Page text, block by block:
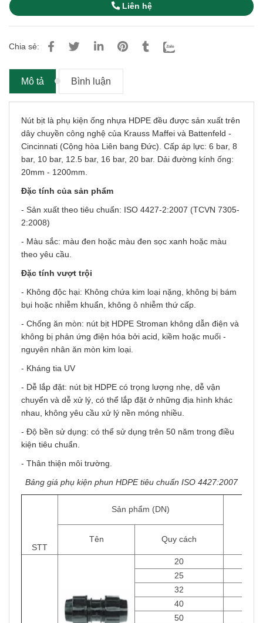
Liên hệ
Chia sẻ:
Mô tả Bình luận
Nút bịt là phụ kiện ống nhựa HDPE đều được sản xuất trên
dây chuyền công nghệ của Krauss Maffei và Battenfeld -
Cincinnati (Cộng hòa Liên bang Đức). Cấp áp lực: 6 bar, 8
bar, 10 bar, 12.5 bar, 16 bar, 20 bar. Dải đường kính ống:
20mm - 1200mm.
Đặc tính của sản phẩm
- Sản xuất theo tiêu chuẩn: ISO 4427-2:2007 (TCVN 7305-
2:2008)
- Màu sắc: màu đen hoặc màu đen sọc xanh hoặc màu
theo yêu cầu.
Đặc tính vượt trội
- Không độc hại: Không chứa kim loại nặng, không bị bám
bụi hoặc nhiễm khuẩn, không ô nhiễm thứ cấp.
- Chống ăn mòn: nút bịt HDPE Stroman không dẫn điện và
không bị phản ứng điện hóa bởi acid, kiềm hoặc muối -
nguyên nhân ăn mòn kim loại.
- Kháng tia UV
- Dễ lắp đặt: nút bịt HDPE có trọng lượng nhẹ, dễ vận
chuyển và dễ xử lý, có thể lắp đặt ở những địa hình khác
nhau, không yêu cầu xử lý nền móng nhiều.
- Độ bền sử dụng: có thể sử dụng trên 50 năm trong điều
kiện tiêu chuẩn.
- Thân thiện môi trường.
Bảng giá phụ kiện phun HDPE tiêu chuẩn ISO 4427:2007
STT
Sản phẩm (DN)
Tên Quy cách
20
25
32
40
50